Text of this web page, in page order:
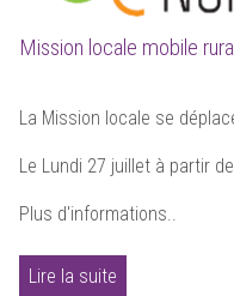
Mission locale mobile
La Mission locale se
Le Lundi 27 juillet à partir
Plus d'informations..
Lire la suite